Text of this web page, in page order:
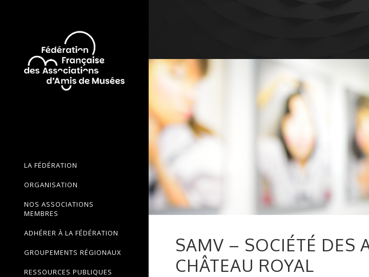
LA FÉDÉRATION
ORGANISATION
NOS ASSOCIATIONS
MEMBRES
ADHÉRER À LA FÉDÉRATION
GROUPEMENTS RÉGIONAUX
RESSOURCES PUBLIQUES
SAMV – SOCIÉTÉ DES
CHÂTEAU ROYAL